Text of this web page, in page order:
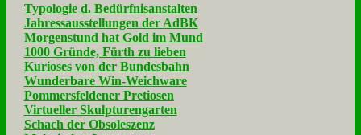
Typologie d. Bedürfnisanstalten
Jahressausstellungen der AdBK
Morgenstund hat Gold im Mund
1000 Gründe, Fürth zu lieben
Kurioses von der Bundesbahn
Wunderbare Win-Weichware
Pommersfeldener Pretiosen
Virtueller Skulpturengarten
Schach der Obsoleszenz